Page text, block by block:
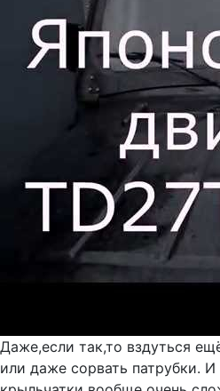
Даже,если так,то вздуться
или даже сорвать патрубки. И